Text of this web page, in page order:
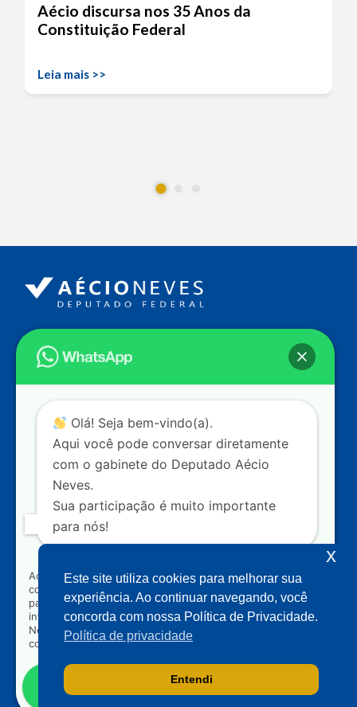
Aécio discursa nos 35 Anos da
Constituição Federal
Leia mais >>
Endereço
Câmara dos Deputados
Ed. Principal, Ala C – Gabinete
Contato
dep.aecioneves@camara.leg.br
+55 (61) 3215-5964
+55 (31) 3261-0121
+55 (31) 97150-0834
Nossas redes
Acompanhe o meu mandato
Olá! Seja bem-vindo(a).
Aqui você pode conversar diretamente
com o gabinete do Deputado Aécio
Neves.
Sua participação é muito importante
para nós!
Ao clicar para iniciar o contato pelo WhatsApp, você
concorda que seus dados serão utilizados exclusivamente
para atendimento relacionado às demandas, sugestões ou
informações referentes ao mandato do Deputado Aécio
Neves. Seus dados serão tratados com sigilo e não serão
compartilhados com terceiros.
Falar com gabinete
Este site utiliza cookies para melhorar sua
experiência. Ao continuar navegando, você
concorda com nossa Política de Privacidade.
Política de privacidade
Entendi
x